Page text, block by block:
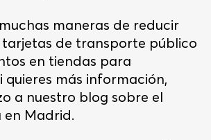
maneras de reducir
tarjetas de transporte público
en tiendas para
quieres más información,
a nuestro blog sobre el
en Madrid.